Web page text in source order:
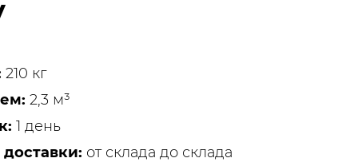
210 кг
2,3 м³
1 день
от склада до склада